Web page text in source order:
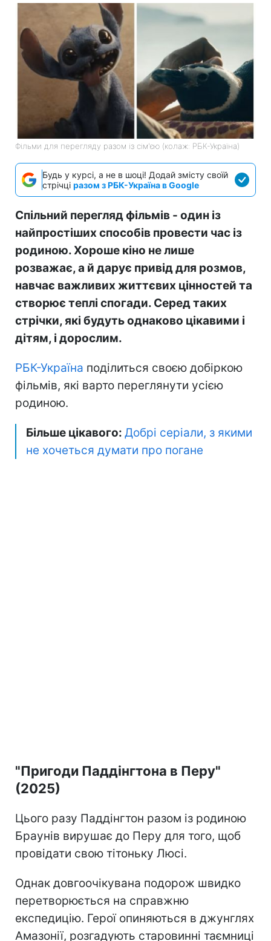
Фільми для перегляду разом із сім'єю (колаж: РБК-Україна)
Будь у курсі, а не в шоці! Додай змісту своїй
стрічці разом з РБК-Україна в Google
Спільний перегляд фільмів - один із
найпростіших способів провести час із
родиною. Хороше кіно не лише
розважає, а й дарує привід для розмов,
навчає важливих життєвих цінностей та
створює теплі спогади. Серед таких
стрічки, які будуть однаково цікавими і
дітям, і дорослим.
РБК-Україна поділиться своєю добіркою
фільмів, які варто переглянути усією
родиною.
Більше цікавого: Добрі серіали, з якими
не хочеться думати про погане
"Пригоди Паддінгтона в Перу"
(2025)
Цього разу Паддінгтон разом із родиною
Браунів вирушає до Перу для того, щоб
провідати свою тітоньку Люсі.
Однак довгоочікувана подорож швидко
перетворюється на справжню
експедицію. Герої опиняються в джунглях
Амазонії, розгадують старовинні таємниці